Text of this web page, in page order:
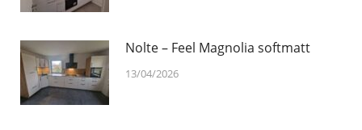
Nolte – Feel Magnolia softmatt
13/04/2026